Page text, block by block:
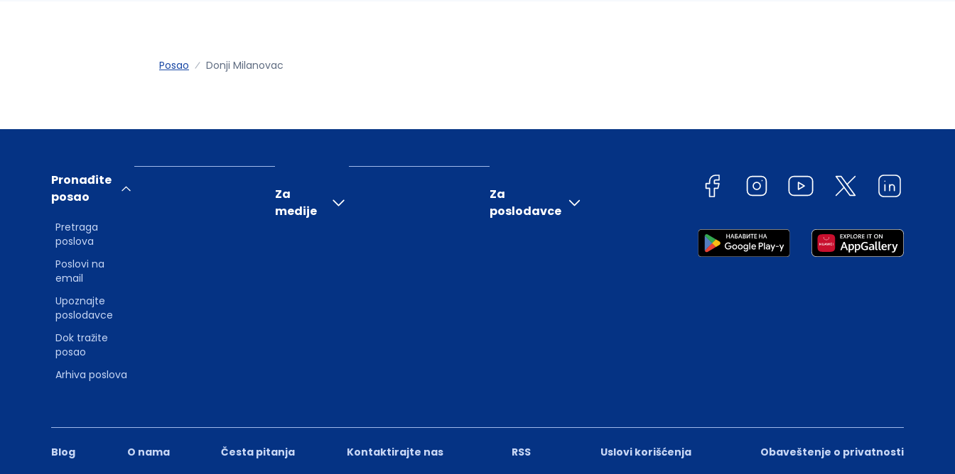
Posao Donji Milanovac
Blog O nama Česta pitanja Kontaktirajte nas RSS Uslovi korišćenja Obaveštenje o privatnosti
Pronađite
posao
Pretraga
poslova
Poslovi na
email
Upoznajte
poslodavce
Dok tražite
posao
Arhiva poslova
Za
medije
Za
poslodavce